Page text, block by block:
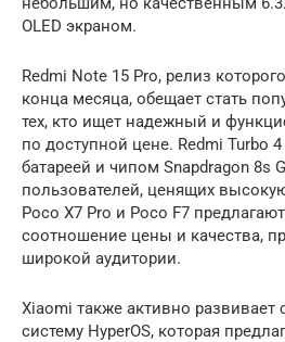
OLED экраном.
Redmi Note 15 Pro, релиз
конца месяца, обещает стать
тех, кто ищет надежный и
по доступной цене. Redmi Turbo
батареей и чипом Snapdragon 8s
пользователей, ценящих
Poco X7 Pro и Poco F7
соотношение цены и качества,
широкой аудитории.
Xiaomi также активно
систему HyperOS, которая